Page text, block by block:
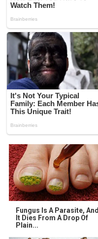
Fungus Is A Parasite, And
It Dies From A Drop Of
Plain...